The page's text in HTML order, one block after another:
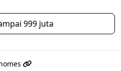
999 juta